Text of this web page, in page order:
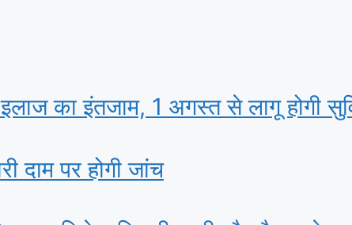
का इंतजाम, 1 अगस्‍त से लागू होगी
दाम पर होगी जांच